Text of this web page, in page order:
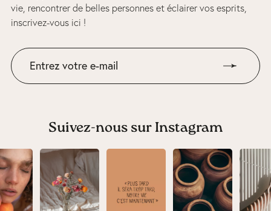
vie, rencontrer de belles personnes et éclairer vos esprits,
inscrivez-vous ici !
Suivez-nous sur Instagram